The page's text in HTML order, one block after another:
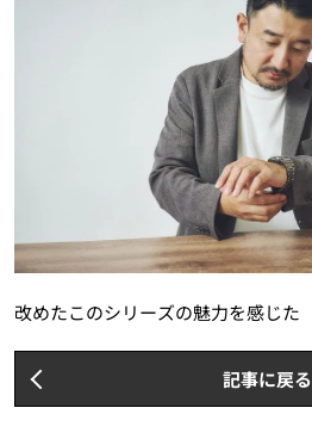
改めたこのシリーズの魅力を感じた
記事に戻る